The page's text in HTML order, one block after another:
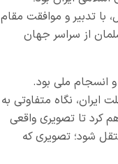
با تدبیر و موافقت مقام
مسلمان از سراسر جهان
انسجام ملی بود.
ایران، نگاه متفاوتی به
کرد تا تصویری واقعی
شود؛ تصویری که